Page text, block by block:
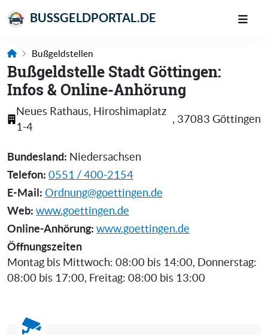
BUSSGELDPORTAL.DE
Bußgeldstellen
Bußgeldstelle Stadt Göttingen:
Infos & Online-Anhörung
Neues Rat­haus, Hiroshi­maplatz
1-4
, 37083 Göttingen
Bundesland: Niedersachsen
Telefon: 0551 / 400-2154
E-Mail: Ordnung@goettingen.de
Web: www.goettingen.de
Online-Anhörung: www.goettingen.de
Öffnungszeiten
Montag bis Mittwoch: 08:00 bis 14:00, Donnerstag:
08:00 bis 17:00, Freitag: 08:00 bis 13:00